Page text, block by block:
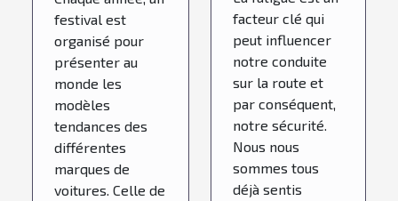
festival est
organisé pour
présenter au
monde les
modèles
tendances des
différentes
marques de
voitures. Celle de
sur la
sécurité
routière
facteur clé qui
peut influencer
notre conduite
sur la route et
par conséquent,
notre sécurité.
Nous nous
sommes tous
déjà sentis